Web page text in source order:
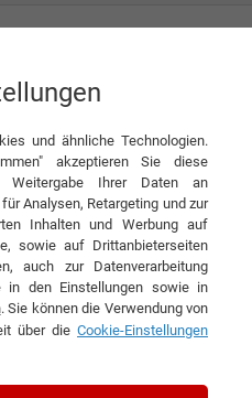
Form von Wolle
von Wolle
Vorstand der
und ähnliche Technologien.
akzeptieren Sie diese
Weitergabe Ihrer Daten an
Analysen, Retargeting und zur
Inhalten und Werbung auf
sowie auf Drittanbieterseiten
auch zur Datenverarbeitung
in den Einstellungen sowie in
. Sie können die Verwendung von
über die Cookie-Einstellungen